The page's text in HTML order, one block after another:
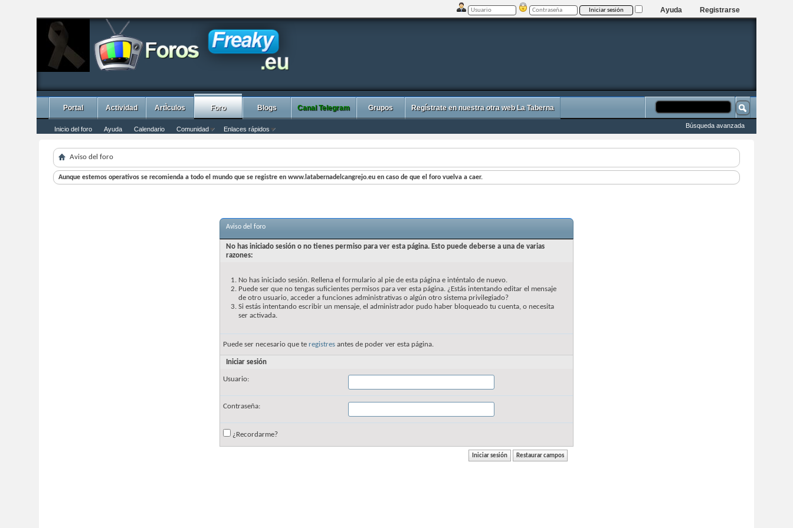
Registrarse
Ayuda
Portal Actividad ArtÌculos Foro
Inicio del foro Ayuda Calendario Comunidad Enlaces rápidos
Blogs Canal Telegram Grupos Regístrate en nuestra otra web La Taberna
Búsqueda avanzada
Aviso del foro
Aunque estemos operativos se recomienda a todo el mundo que se registre en www.latabernadelcangrejo.eu en caso de que el foro vuelva a caer.
Aviso del foro
No has iniciado sesión o no tienes permiso para ver esta página. Esto puede deberse a una de varias
razones:
No has iniciado sesión. Rellena el formulario al pie de esta página e inténtalo de nuevo.
Puede ser que no tengas suficientes permisos para ver esta página. ¿Estás intentando editar el mensaje
de otro usuario, acceder a funciones administrativas o algún otro sistema privilegiado?
Si estás intentando escribir un mensaje, el administrador pudo haber bloqueado tu cuenta, o necesita
ser activada.
Puede ser necesario que te registres antes de poder ver esta página.
Iniciar sesión
Usuario:
Contraseña:
¿Recordarme?